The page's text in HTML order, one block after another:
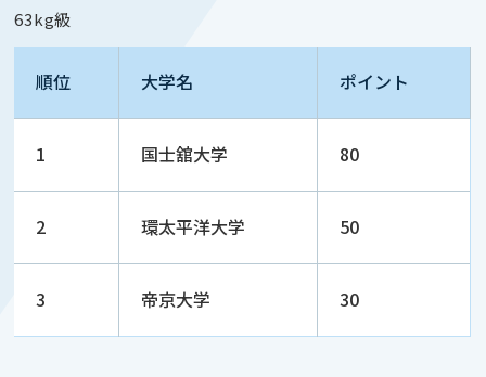
63kg級
順位 大学名 ポイント
1 国士舘大学 80
2 環太平洋大学 50
3 帝京大学 30